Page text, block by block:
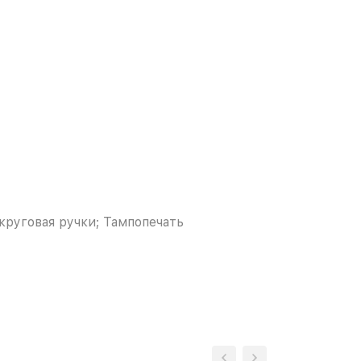
ручки; Тампопечать